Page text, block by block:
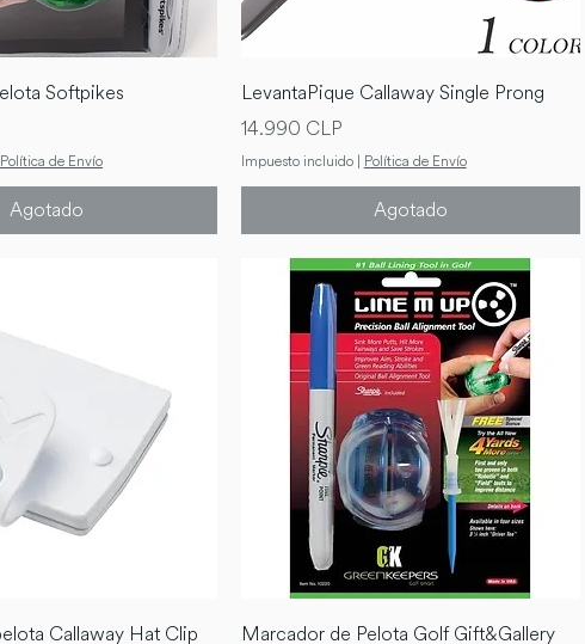
Softpikes
Política de Envío
Agotado
LevantaPique Callaway Single Prong
Precio
14.990 CLP
Impuesto incluido| Política de Envío
Agotado
Callaway Hat Clip Marcador de Pelota Golf Gift&Gallery